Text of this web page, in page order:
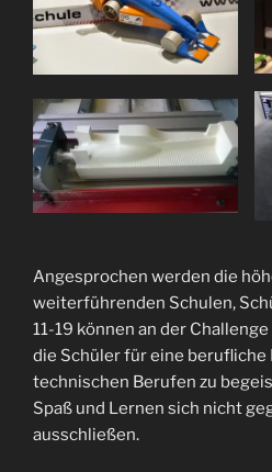
Angesprochen werden die
weiterführenden Schulen,
11-19 können an der
die Schüler für eine berufliche
technischen Berufen zu
Spaß und Lernen sich nicht
ausschließen.